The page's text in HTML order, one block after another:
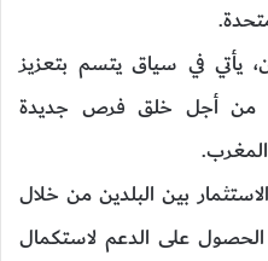
يأتي في سياق يتسم بتعزيز
من أجل خلق فرص جديدة
المغرب.
بين البلدين من خلال
على الدعم لاستكمال